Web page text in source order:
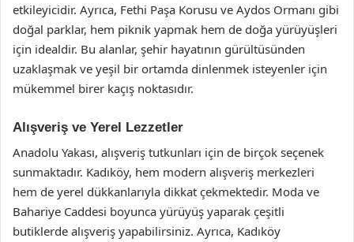
etkileyicidir. Ayrıca, Fethi Paşa Korusu ve Aydos Ormanı gibi
doğal parklar, hem piknik yapmak hem de doğa yürüyüşleri
için idealdir. Bu alanlar, şehir hayatının gürültüsünden
uzaklaşmak ve yeşil bir ortamda dinlenmek isteyenler için
mükemmel birer kaçış noktasıdır.
Alışveriş ve Yerel Lezzetler
Anadolu Yakası, alışveriş tutkunları için de birçok seçenek
sunmaktadır. Kadıköy, hem modern alışveriş merkezleri
hem de yerel dükkanlarıyla dikkat çekmektedir. Moda ve
Bahariye Caddesi boyunca yürüyüş yaparak çeşitli
butiklerde alışveriş yapabilirsiniz. Ayrıca, Kadıköy